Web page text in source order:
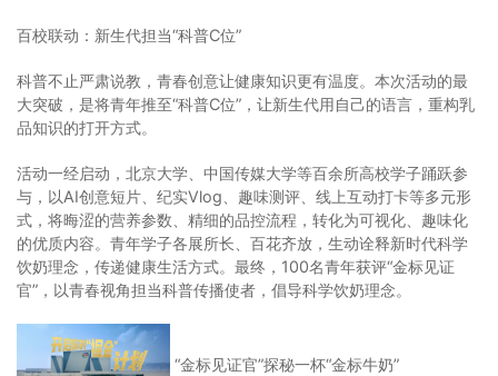
百校联动：新生代担当“科普C位”
科普不止严肃说教，青春创意让健康知识更有温度。本次活动的最
大突破，是将青年推至“科普C位”，让新生代用自己的语言，重构乳
品知识的打开方式。
活动一经启动，北京大学、中国传媒大学等百余所高校学子踊跃参
与，以AI创意短片、纪实Vlog、趣味测评、线上互动打卡等多元形
式，将晦涩的营养参数、精细的品控流程，转化为可视化、趣味化
的优质内容。青年学子各展所长、百花齐放，生动诠释新时代科学
饮奶理念，传递健康生活方式。最终，100名青年获评“金标见证
官”，以青春视角担当科普传播使者，倡导科学饮奶理念。
“金标见证官”探秘一杯“金标牛奶”